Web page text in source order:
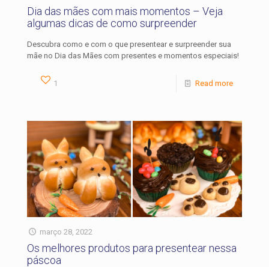
Dia das mães com mais momentos – Veja
algumas dicas de como surpreender
Descubra como e com o que presentear e surpreender sua
mãe no Dia das Mães com presentes e momentos especiais!
1 Read more
março 28, 2022
Os melhores produtos para presentear nessa
páscoa